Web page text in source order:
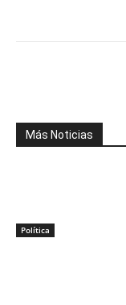
Más Noticias
Política